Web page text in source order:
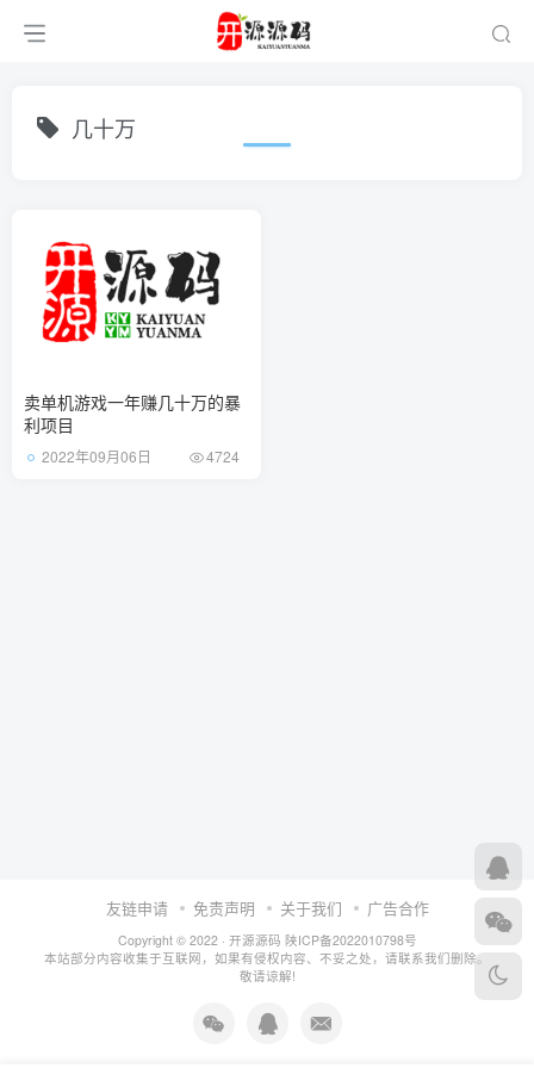
几十万
卖单机游戏一年赚几十万的暴
利项目
2022年09月06日 4724
友链申请 免责声明 关于我们 广告合作
Copyright © 2022 · 开源源码 陕ICP备2022010798号
本站部分内容收集于互联网，如果有侵权内容、不妥之处，请联系我们删除。
敬请谅解!